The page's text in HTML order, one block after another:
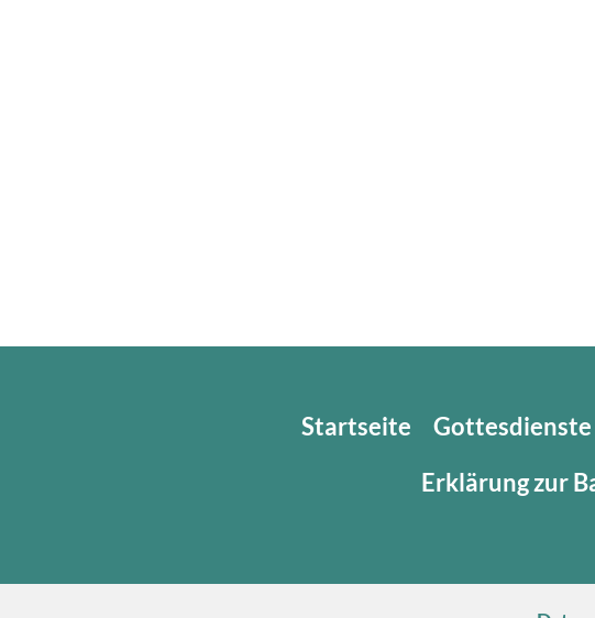
Startseite Gottesdienste
Erklärung zur